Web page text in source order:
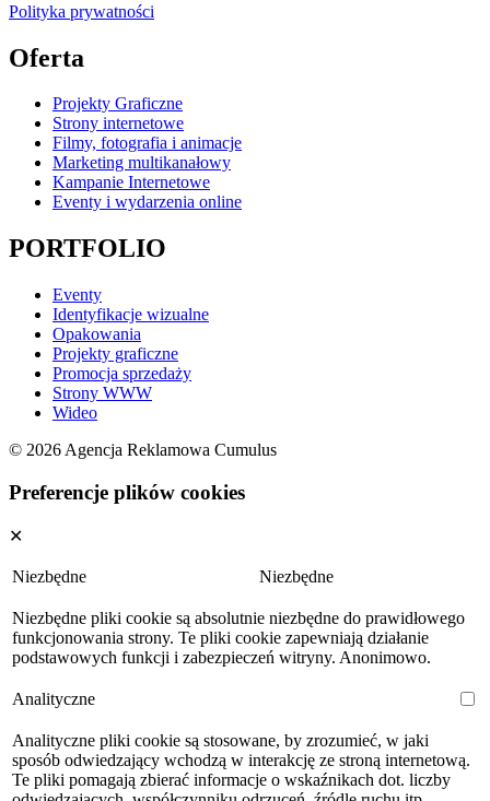
Polityka prywatności
Oferta
Projekty Graficzne
Strony internetowe
Filmy, fotografia i animacje
Marketing multikanałowy
Kampanie Internetowe
Eventy i wydarzenia online
PORTFOLIO
Eventy
Identyfikacje wizualne
Opakowania
Projekty graficzne
Promocja sprzedaży
Strony WWW
Wideo
© 2026 Agencja Reklamowa Cumulus
Preferencje plików cookies
✕
Niezbędne Niezbędne
Niezbędne pliki cookie są absolutnie niezbędne do prawidłowego
funkcjonowania strony. Te pliki cookie zapewniają działanie
podstawowych funkcji i zabezpieczeń witryny. Anonimowo.
Analityczne
Analityczne pliki cookie są stosowane, by zrozumieć, w jaki
sposób odwiedzający wchodzą w interakcję ze stroną internetową.
Te pliki pomagają zbierać informacje o wskaźnikach dot. liczby